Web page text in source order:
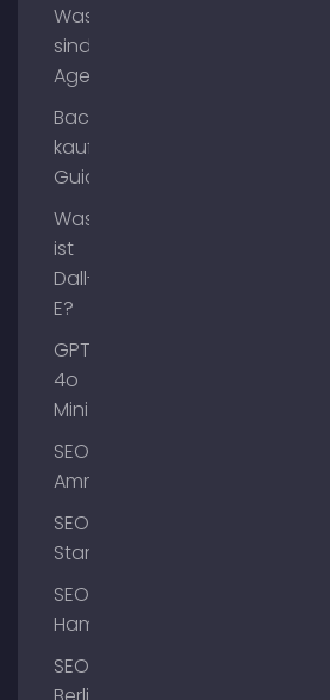
Was
sind AI
Agents?
Backlinks
kaufen
Guide
Was
ist
Dall-
E?
GPT-
4o
Mini
SEO
Ammersee
SEO
Starnberg
SEO
Hamburg
SEO